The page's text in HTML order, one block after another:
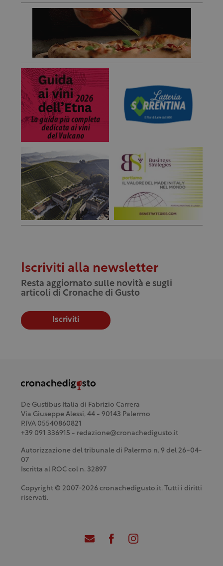
Iscriviti alla newsletter
Resta aggiornato sulle novità e sugli
articoli di Cronache di Gusto
Iscriviti
De Gustibus Italia di Fabrizio Carrera
Via Giuseppe Alessi, 44 - 90143 Palermo
P.IVA 05540860821
+39 091 336915 - redazione@cronachedigusto.it
Autorizzazione del tribunale di Palermo n. 9 del 26-04-
07
Iscritta al ROC col n. 32897
Copyright © 2007-2026 cronachedigusto.it. Tutti i diritti
riservati.